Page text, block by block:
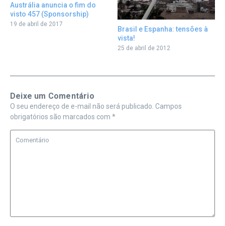
Austrália anuncia o fim do
visto 457 (Sponsorship)
19 de abril de 2017
Brasil e Espanha: tensões à
vista!
25 de abril de 2012
Deixe um Comentário
O seu endereço de e-mail não será publicado. Campos
obrigatórios são marcados com *